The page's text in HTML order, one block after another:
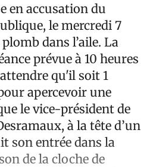
en accusation du
le mercredi 7
dans l’aile. La
prévue à 10 heures
qu'il soit 1
apercevoir une
le vice-président de
à la tête d’un
son entrée dans la
de la cloche de